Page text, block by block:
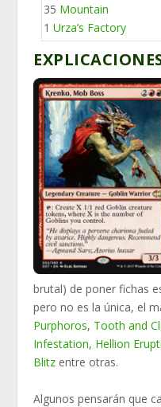
35 Mountain
1Urza’s Factory
brutal) de poner fichas
pero no es la única, el
Purphoros, Tooth and
Infestation, Hellion
Blitz entre otras.
Algunos pensarán que